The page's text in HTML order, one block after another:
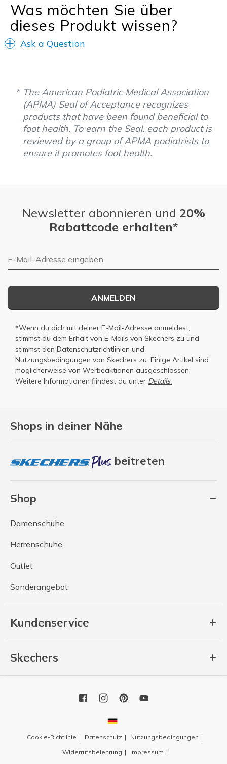
Breite
Passen genau
Größe
Fühlt sich zu groß an
Meine Meinung zu
Schuhen
Kaufe für anstehenden
Was möchten Sie über
dieses Produkt wissen?
Ask a Question
The American Podiatric Medical Association
(APMA) Seal of Acceptance recognizes
products that have been found beneficial to
foot health. To earn the Seal, each product is
reviewed by a group of APMA podiatrists to
ensure it promotes foot health.
Shops in deiner Nähe
beitreten
Shop
Damenschuhe
Herrenschuhe
Outlet
Sonderangebot
Kundenservice
Skechers
Newsletter abonnieren und 20%
Rabattcode erhalten*
E-Mail-Adresse
ANMELDEN
*Wenn du dich mit deiner E-Mail-Adresse anmeldest,
stimmst du dem Erhalt von E-Mails von Skechers zu und
stimmst den Datenschutzrichtlinien und
Nutzungsbedingungen von Skechers zu. Einige Artikel sind
möglicherweise von Werbeaktionen ausgeschlossen.
Weitere Informationen fiindest du unter Details.
Cookie-Richtlinie Datenschutz
Nutzungsbedingungen
Widerrufsbelehrung
Impressum